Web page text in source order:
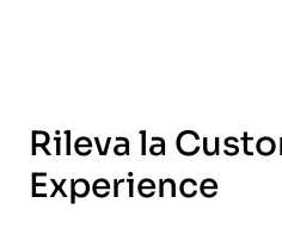
Rileva la
Experience